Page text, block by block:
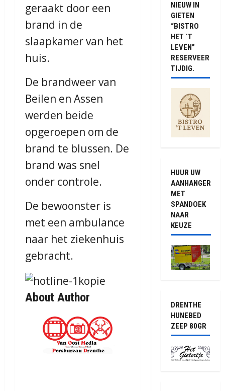
geraakt door een
brand in de
slaapkamer van het
huis.
De brandweer van
Beilen en Assen
werden beide
opgeroepen om de
brand te blussen. De
brand was snel
onder controle.
De bewoonster is
met een ambulance
naar het ziekenhuis
gebracht.
About Author
NIEUW IN
GIETEN
“BISTRO
HET `T
LEVEN”
RESERVEER
TIJDIG.
HUUR UW
AANHANGER
MET
SPANDOEK
NAAR
KEUZE
DRENTHE
HUNEBED
ZEEP 80GR